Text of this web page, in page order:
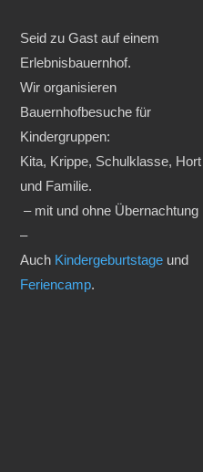
Seid zu Gast auf einem
Erlebnisbauernhof.
Wir organisieren
Bauernhofbesuche für
Kindergruppen:
Kita, Krippe, Schulklasse, Hort
und Familie.
– mit und ohne Übernachtung
–
Auch Kindergeburtstage und
Feriencamp.